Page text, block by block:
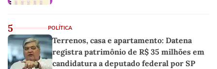
5 POLÍTICA
Terrenos, casa e apartamento: Datena
registra patrimônio de R$ 35 milhões em
candidatura a deputado federal por SP